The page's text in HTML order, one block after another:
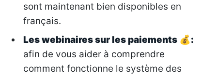
sont maintenant bien disponibles en
français.
Les webinaires sur les paiements 💰:
afin de vous aider à comprendre
comment fonctionne le système des